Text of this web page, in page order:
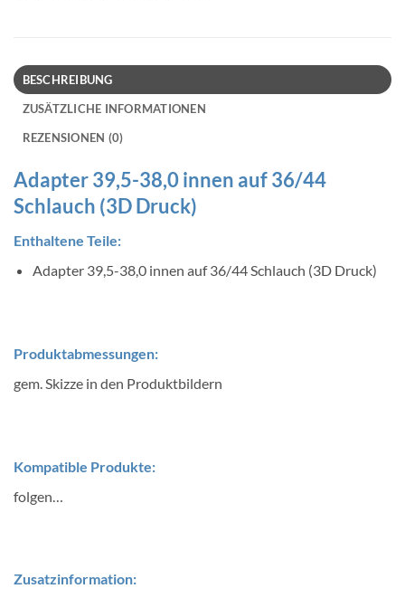
BESCHREIBUNG
ZUSÄTZLICHE INFORMATIONEN
REZENSIONEN (0)
Adapter 39,5-38,0 innen auf 36/44
Schlauch (3D Druck)
Enthaltene Teile:
Adapter 39,5-38,0 innen auf 36/44 Schlauch (3D Druck)
Produktabmessungen:
gem. Skizze in den Produktbildern
Kompatible Produkte:
folgen…
Zusatzinformation: